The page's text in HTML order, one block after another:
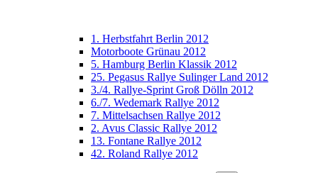
1. Herbstfahrt Berlin 2012
Motorboote Grünau 2012
5. Hamburg Berlin Klassik 2012
25. Pegasus Rallye Sulinger Land 2012
3./4. Rallye-Sprint Groß Dölln 2012
6./7. Wedemark Rallye 2012
7. Mittelsachsen Rallye 2012
2. Avus Classic Rallye 2012
13. Fontane Rallye 2012
42. Roland Rallye 2012